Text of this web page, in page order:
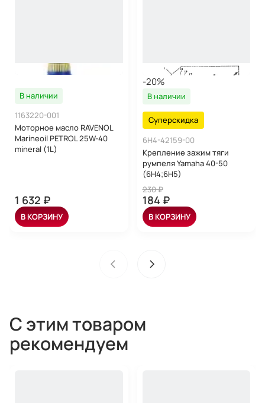
В наличии
1163220-001
Моторное масло RAVENOL
Marineoil PETROL 25W-40
mineral (1L)
1 632 ₽
В КОРЗИНУ
-20%
В наличии
Суперскидка
6H4-42159-00
Крепление зажим тяги
румпеля Yamaha 40-50
(6H4;6H5)
230 ₽
184 ₽
В КОРЗИНУ
С этим товаром
рекомендуем